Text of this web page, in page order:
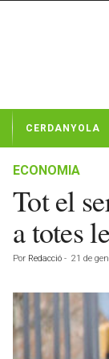
t
CERDANYOLA
ECONOMIA
Tot el
a totes
Por Redacció - 21 de